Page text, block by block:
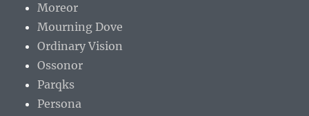
Moreor
Mourning Dove
Ordinary Vision
Ossonor
Parqks
Persona